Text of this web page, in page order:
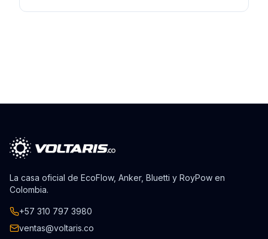
La casa oficial de EcoFlow, Anker, Bluetti y RoyPow en
Colombia.
+57 310 797 3980
ventas@voltaris.co